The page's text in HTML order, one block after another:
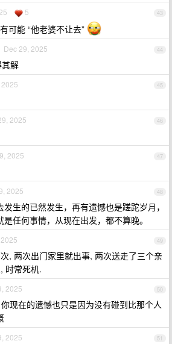
43
5
可能 “他老婆不让去”
44
Dec 29, 2025
解
45
46
2025
47
2025
48
2025
生的已然发生，再有遗憾也是蹉跎岁月，
任何事情，从现在出发，都不算晚。
49
, 两次出门家里就出事, 两次送走了三个亲
时常死机.
50
2025
现在的遗憾也只是因为没有碰到比那个人
51
2025